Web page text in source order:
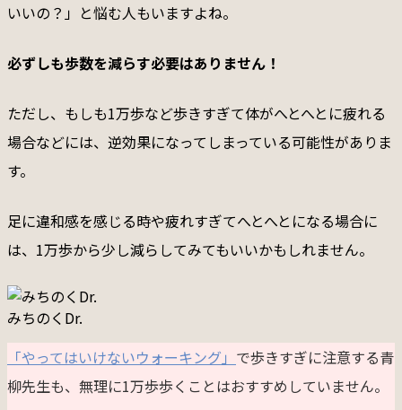
いいの？」と悩む人もいますよね。
必ずしも歩数を減らす必要はありません！
ただし、もしも1万歩など歩きすぎて体がへとへとに疲れる
場合などには、逆効果になってしまっている可能性がありま
す。
足に違和感を感じる時や疲れすぎてへとへとになる場合に
は、1万歩から少し減らしてみてもいいかもしれません。
みちのくDr.
「やってはいけないウォーキング」 で歩きすぎに注意する青
柳先生も、無理に1万歩歩くことはおすすめしていません。